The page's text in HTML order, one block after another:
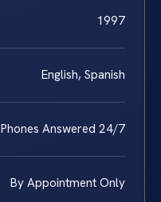
1997
English, Spanish
Phones Answered 24/7
By Appointment Only